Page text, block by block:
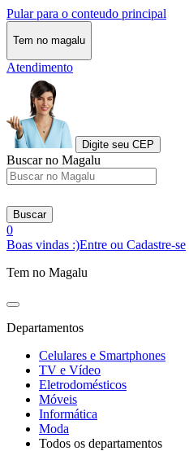
Pular para o conteudo principal
Tem no magalu
Atendimento
Digite seu CEP
Buscar no Magalu
Buscar
0
Boas vindas :)Entre ou Cadastre-se
Tem no Magalu
Departamentos
Celulares e Smartphones
TV e Vídeo
Eletrodomésticos
Móveis
Informática
Moda
Todos os departamentos